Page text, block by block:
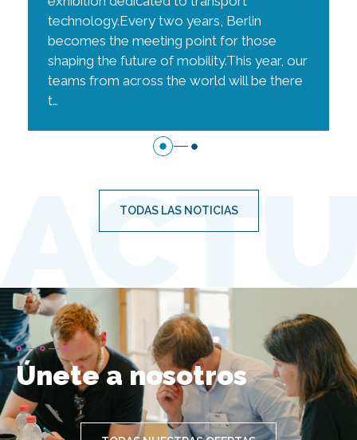
technology.Every two years, Berlin
becomes the meeting point for those
shaping the future of mobility.This year, our
teams from across the world will be there
t…
TODAS LAS NOTICIAS
Únete a nosotros